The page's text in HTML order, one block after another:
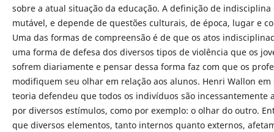
sobre a atual situação da educação. A definição de indisciplina
mutável, e depende de questões culturais, de época, lugar e
Uma das formas de compreensão é de que os atos
uma forma de defesa dos diversos tipos de violência que os
sofrem diariamente e pensar dessa forma faz com que os
modifiquem seu olhar em relação aos alunos. Henri Wallon em
teoria defendeu que todos os indivíduos são incessantemente
por diversos estímulos, como por exemplo: o olhar do outro.
que diversos elementos, tanto internos quanto externos,